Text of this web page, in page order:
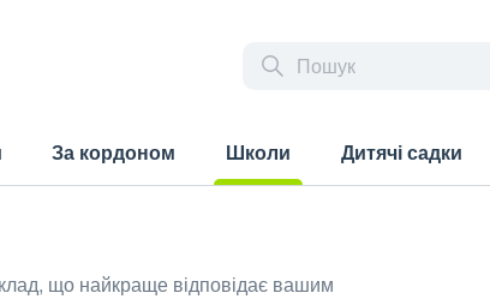
За кордоном
Школи
Дитячі садки
що найкраще відповідає вашим